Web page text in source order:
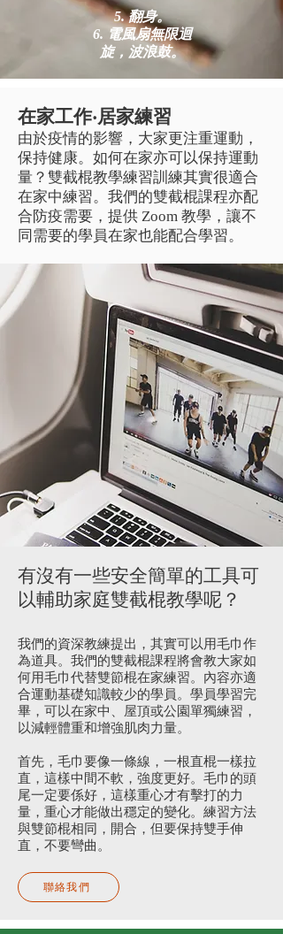
5. 翻身。
6. 電風扇無限迴
旋，波浪鼓。
在家工作‧居家練習
由於疫情的影響，大家更注重運動，
保持健康。如何在家亦可以保持運動
量？雙截棍教學練習訓練其實很適合
在家中練習。我們的雙截棍課程亦配
合防疫需要，提供 Zoom 教學，讓不
同需要的學員在家也能配合學習。
有沒有一些安全簡單的工具可
以輔助家庭雙截棍教學呢？
我們的資深教練提出，其實可以用毛巾作
為道具。我們的雙截棍課程將會教大家如
何用毛巾代替雙節棍在家練習。內容亦適
合運動基礎知識較少的學員。學員學習完
畢，可以在家中、屋頂或公園單獨練習，
以減輕體重和增強肌肉力量。
首先，毛巾要像一條線，一根直棍一樣拉
直，這樣中間不軟，強度更好。毛巾的頭
尾一定要係好，這樣重心才有擊打的力
量，重心才能做出穩定的變化。練習方法
與雙節棍相同，開合，但要保持雙手伸
直，不要彎曲。
聯絡我們